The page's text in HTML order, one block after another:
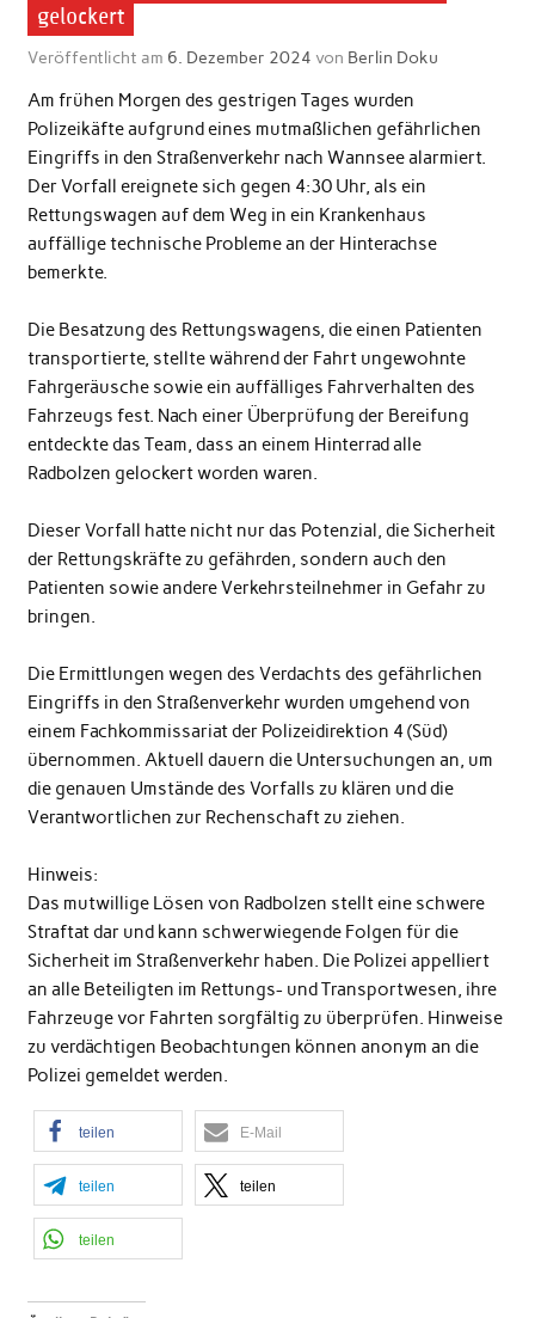
gelockert
Veröffentlicht am 6. Dezember 2024 von Berlin Doku
Am frühen Morgen des gestrigen Tages wurden
Polizeikäfte aufgrund eines mutmaßlichen gefährlichen
Eingriffs in den Straßenverkehr nach Wannsee alarmiert.
Der Vorfall ereignete sich gegen 4:30 Uhr, als ein
Rettungswagen auf dem Weg in ein Krankenhaus
auffällige technische Probleme an der Hinterachse
bemerkte.
Die Besatzung des Rettungswagens, die einen Patienten
transportierte, stellte während der Fahrt ungewohnte
Fahrgeräusche sowie ein auffälliges Fahrverhalten des
Fahrzeugs fest. Nach einer Überprüfung der Bereifung
entdeckte das Team, dass an einem Hinterrad alle
Radbolzen gelockert worden waren.
Dieser Vorfall hatte nicht nur das Potenzial, die Sicherheit
der Rettungskräfte zu gefährden, sondern auch den
Patienten sowie andere Verkehrsteilnehmer in Gefahr zu
bringen.
Die Ermittlungen wegen des Verdachts des gefährlichen
Eingriffs in den Straßenverkehr wurden umgehend von
einem Fachkommissariat der Polizeidirektion 4 (Süd)
übernommen. Aktuell dauern die Untersuchungen an, um
die genauen Umstände des Vorfalls zu klären und die
Verantwortlichen zur Rechenschaft zu ziehen.
Hinweis:
Das mutwillige Lösen von Radbolzen stellt eine schwere
Straftat dar und kann schwerwiegende Folgen für die
Sicherheit im Straßenverkehr haben. Die Polizei appelliert
an alle Beteiligten im Rettungs- und Transportwesen, ihre
Fahrzeuge vor Fahrten sorgfältig zu überprüfen. Hinweise
zu verdächtigen Beobachtungen können anonym an die
Polizei gemeldet werden.
teilen E-Mail
teilen teilen
teilen